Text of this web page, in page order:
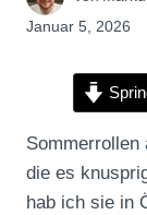
Januar 5, 2026
die es
hab ich sie in